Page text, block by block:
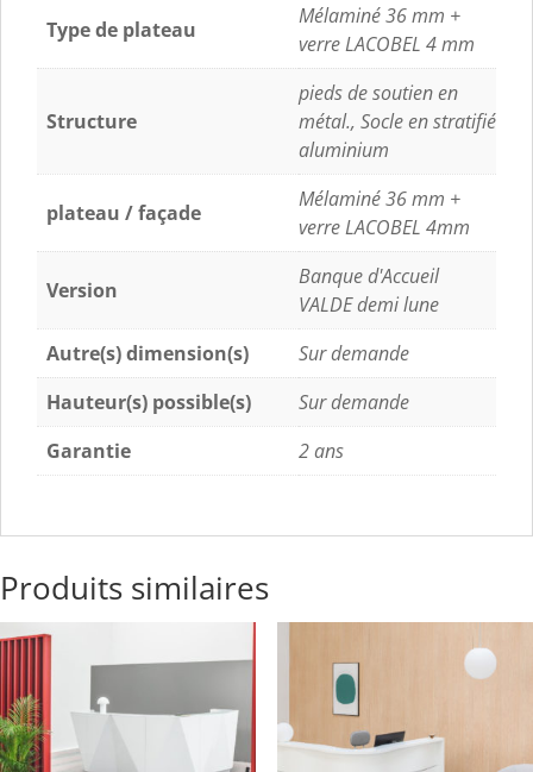
Type de plateau
Mélaminé 36 mm +
verre LACOBEL 4 mm
Structure
pieds de soutien en
métal., Socle en stratifié
aluminium
plateau / façade
Mélaminé 36 mm +
verre LACOBEL 4mm
Version
Banque d'Accueil
VALDE demi lune
Autre(s) dimension(s)
Sur demande
Hauteur(s) possible(s)
Sur demande
Garantie
2 ans
Produits similaires